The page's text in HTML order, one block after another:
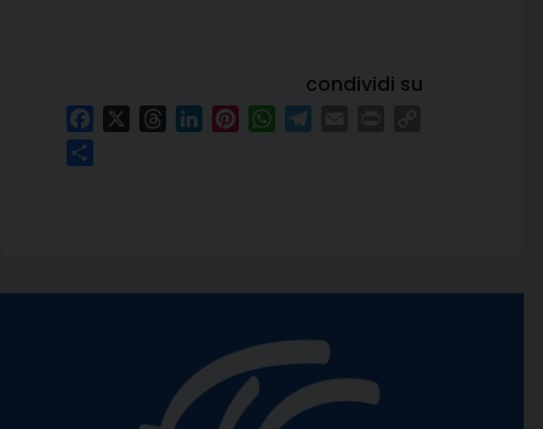
condividi su
FacebookThreadsLinkedInPinterestWhatsApp